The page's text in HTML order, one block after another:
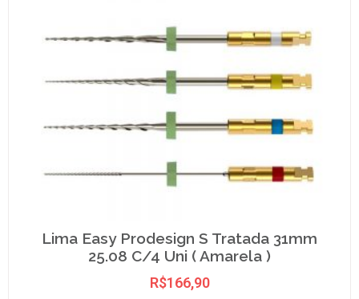
Lima Easy Prodesign S Tratada 31mm
25.08 C/4 Uni ( Amarela )
R$166,90